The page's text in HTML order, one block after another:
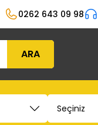
0262 643 09 98
ARA